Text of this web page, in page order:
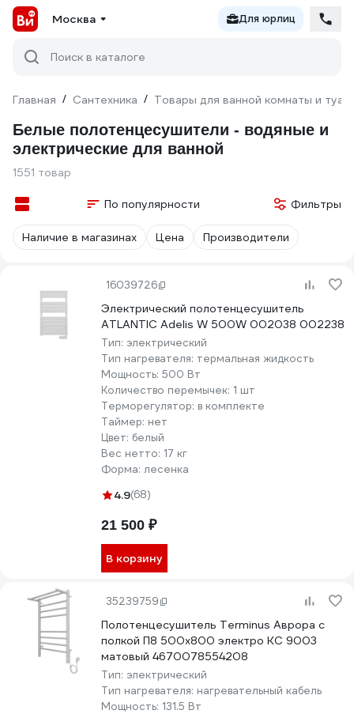
Москва Для юрлиц
Поиск в каталоге
Главная / Сантехника / Товары для ванной комнаты и
Белые полотенцесушители - водяные и
электрические для ванной
1551 товар
По популярности Фильтры
Наличие в магазинах Цена Производители
16039726
Электрический полотенцесушитель
ATLANTIC Adelis W 500W 002038 002238
Тип: электрический
Тип нагревателя: термальная жидкость
Мощность: 500 Вт
Количество перемычек: 1 шт
Терморегулятор: в комплекте
Таймер: нет
Цвет: белый
Вес нетто: 17 кг
Форма: лесенка
4.9(68)
21 500 ₽
В корзину
35239759
Полотенцесушитель Terminus Аврора с
полкой П8 500x800 электро КС 9003
матовый 4670078554208
Тип: электрический
Тип нагревателя: нагревательный кабель
Мощность: 131.5 Вт